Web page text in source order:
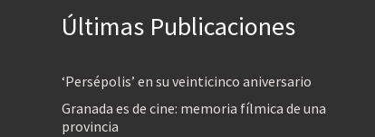
Últimas Publicaciones
‘Persépolis’ en su veinticinco aniversario
Granada es de cine: memoria fílmica de una
provincia